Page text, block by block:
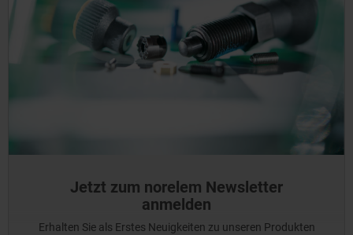
Jetzt zum norelem Newsletter
anmelden
Erhalten Sie als Erstes Neuigkeiten zu unseren Produkten